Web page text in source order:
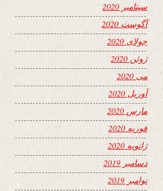
سپتامبر 2020
آگوست 2020
جولای 2020
ژوئن 2020
می 2020
آوریل 2020
مارس 2020
فوریه 2020
ژانویه 2020
دسامبر 2019
نوامبر 2019